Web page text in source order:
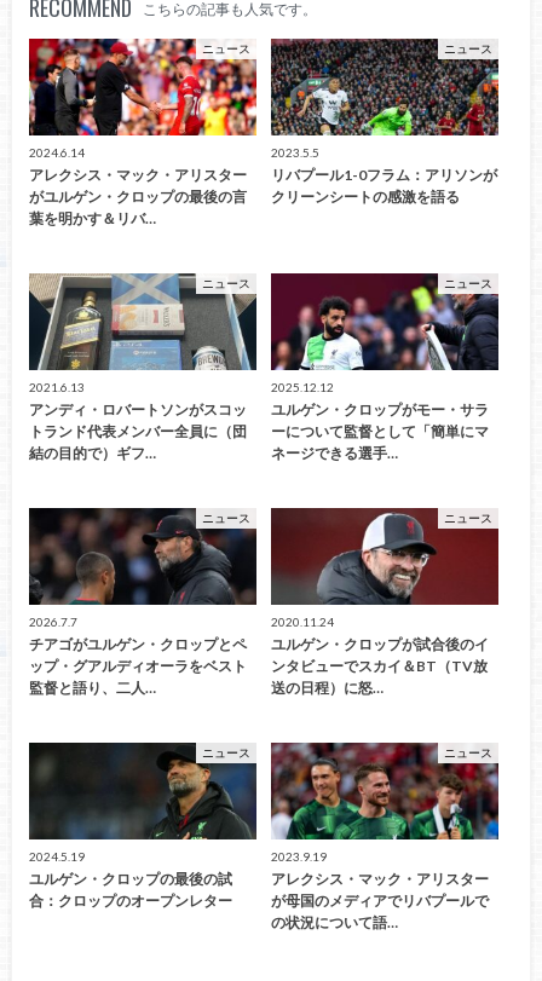
RECOMMEND こちらの記事も人気です。
ニュース
2024.6.14
アレクシス・マック・アリスター
がユルゲン・クロップの最後の言
葉を明かす＆リバ…
ニュース
2023.5.5
リバプール1-0フラム：アリソンが
クリーンシートの感激を語る
ニュース
2021.6.13
アンディ・ロバートソンがスコッ
トランド代表メンバー全員に（団
結の目的で）ギフ…
ニュース
2025.12.12
ユルゲン・クロップがモー・サラ
ーについて監督として「簡単にマ
ネージできる選手…
ニュース
2026.7.7
チアゴがユルゲン・クロップとペ
ップ・グアルディオーラをベスト
監督と語り、二人…
ニュース
2020.11.24
ユルゲン・クロップが試合後のイ
ンタビューでスカイ＆BT（TV放
送の日程）に怒…
ニュース
2024.5.19
ユルゲン・クロップの最後の試
合：クロップのオープンレター
ニュース
2023.9.19
アレクシス・マック・アリスター
が母国のメディアでリバプールで
の状況について語…